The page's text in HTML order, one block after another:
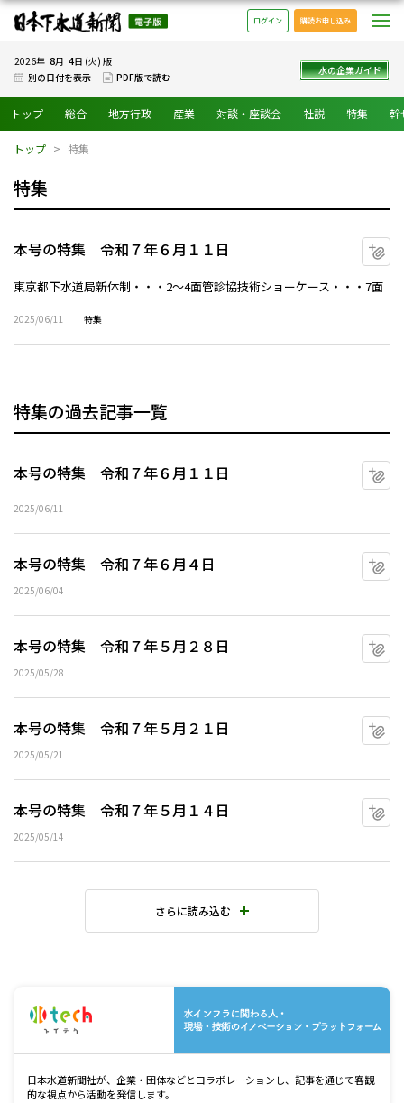
日本下水道新聞 電子版
ログイン 購読お申し込み
2026年 8月 4日 (火) 版
別の日付を表示
PDF版で読む
水の企業ガイド
トップ 総合 地方行政 産業 対談・座談会 社説 特集 幹
トップ 特集
特集
本号の特集 令和７年６月１１日
東京都下水道局新体制・・・2～4面管診協技術ショーケース・・・7面
2025/06/11 特集
特集の過去記事一覧
本号の特集 令和７年６月１１日
2025/06/11
本号の特集 令和７年６月４日
2025/06/04
本号の特集 令和７年５月２８日
2025/05/28
本号の特集 令和７年５月２１日
2025/05/21
本号の特集 令和７年５月１４日
2025/05/14
さらに読み込む
日本水道新聞社が、企業・団体などとコラボレーションし、記事を通じて客観
的な視点から活動を発信します。